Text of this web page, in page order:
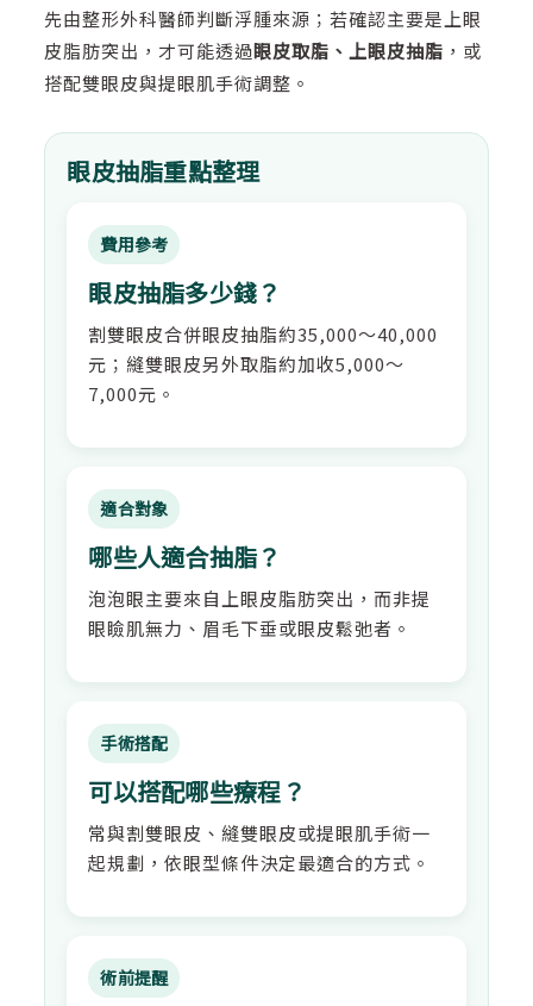
先由整形外科醫師判斷浮腫來源；若確認主要是上眼
皮脂肪突出，才可能透過眼皮取脂、上眼皮抽脂 ，或
搭配雙眼皮與提眼肌手術調整。
眼皮抽脂重點整理
費用參考
眼皮抽脂多少錢？
割雙眼皮合併眼皮抽脂約35,000～40,000
元；縫雙眼皮另外取脂約加收5,000～
7,000元。
適合對象
哪些人適合抽脂？
泡泡眼主要來自上眼皮脂肪突出，而非提
眼瞼肌無力、眉毛下垂或眼皮鬆弛者。
手術搭配
可以搭配哪些療程？
常與割雙眼皮、縫雙眼皮或提眼肌手術一
起規劃，依眼型條件決定最適合的方式。
術前提醒